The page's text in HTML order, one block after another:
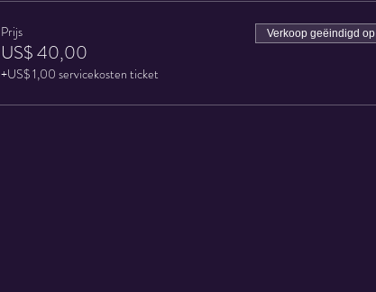
Prijs
US$ 40,00
+US$ 1,00 servicekosten ticket
Verkoop geëindigd op